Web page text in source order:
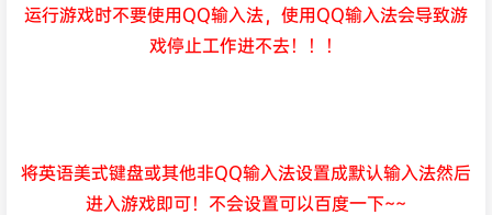
运行游戏时不要使用QQ输入法，使用QQ输入法会导致游
戏停止工作进不去！！！
将英语美式键盘或其他非QQ输入法设置成默认输入法然后
进入游戏即可！不会设置可以百度一下~~